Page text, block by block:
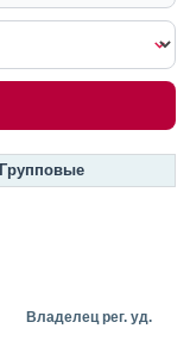
Групповые
Владелец рег. уд.